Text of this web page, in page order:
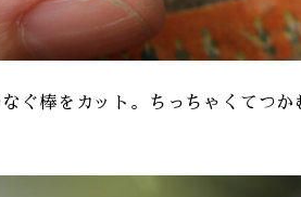
ぐ棒をカット。ちっちゃくてつか